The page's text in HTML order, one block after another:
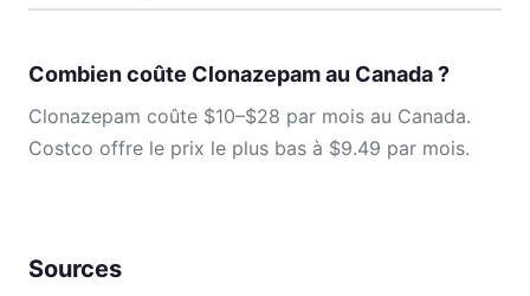
Combien coûte Clonazepam au Canada ?
Clonazepam coûte $10–$28 par mois au Canada.
Costco offre le prix le plus bas à $9.49 par mois.
Sources